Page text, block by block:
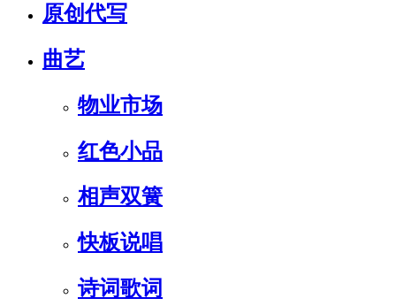
原创代写
曲艺
物业市场
红色小品
相声双簧
快板说唱
诗词歌词